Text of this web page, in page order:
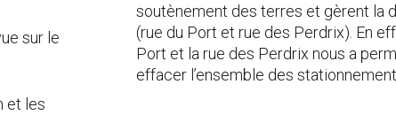
sur le
et les
soutènement des terres et gèrent la
(rue du Port et rue des Perdrix). En
Port et la rue des Perdrix nous a
effacer l’ensemble des